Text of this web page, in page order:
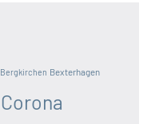
Bergkirchen Bexterhagen
Corona